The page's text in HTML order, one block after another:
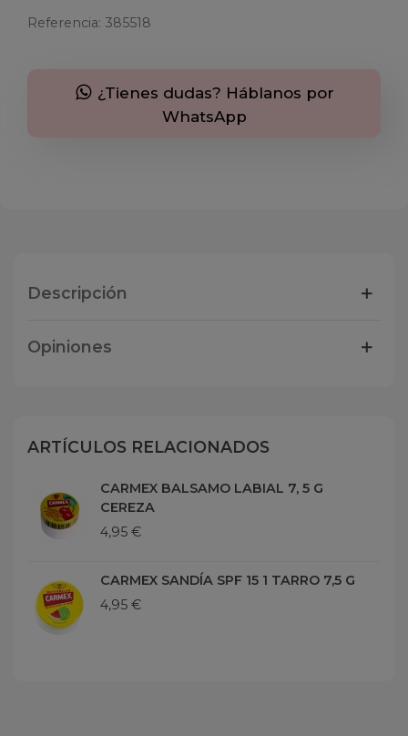
Referencia: 385518
¿Tienes dudas? Háblanos por
WhatsApp
Descripción
Opiniones
ARTÍCULOS RELACIONADOS
CARMEX BALSAMO LABIAL 7, 5 G
CEREZA
4,95 €
CARMEX SANDÍA SPF 15 1 TARRO 7,5 G
4,95 €